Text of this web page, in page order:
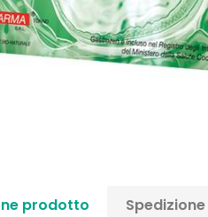
prodotto Spedizione